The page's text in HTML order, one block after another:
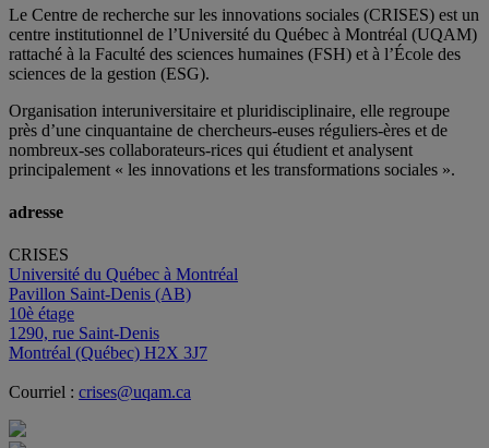
Le Centre de recherche sur les innovations sociales (CRISES) est un
centre institutionnel de l’Université du Québec à Montréal (UQAM)
rattaché à la Faculté des sciences humaines (FSH) et à l’École des
sciences de la gestion (ESG).
Organisation interuniversitaire et pluridisciplinaire, elle regroupe
près d’une cinquantaine de chercheurs-euses réguliers-ères et de
nombreux-ses collaborateurs-rices qui étudient et analysent
principalement « les innovations et les transformations sociales ».
adresse
CRISES
Université du Québec à Montréal
Pavillon Saint-Denis (AB)
10è étage
1290, rue Saint-Denis
Montréal (Québec) H2X 3J7
Courriel : crises@uqam.ca